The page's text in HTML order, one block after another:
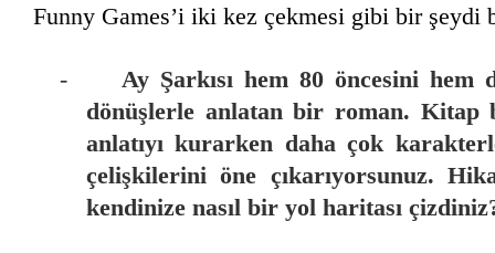
Funny Games’i iki kez çekmesi gibi bir şeydi
-
Ay Şarkısı hem 80 öncesini hem
dönüşlerle anlatan bir roman. Kitap
anlatıyı kurarken daha çok
çelişkilerini öne çıkarıyorsunuz.
kendinize nasıl bir yol haritası